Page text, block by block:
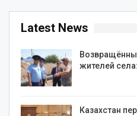
Latest News
жителей
Казахстан